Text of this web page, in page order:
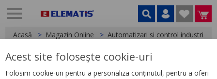
Acasă Magazin Online Automatizari si control industrial
< Relee
Acest site folosește cookie-uri
Folosim cookie-uri pentru a personaliza conținutul, pentru a oferi